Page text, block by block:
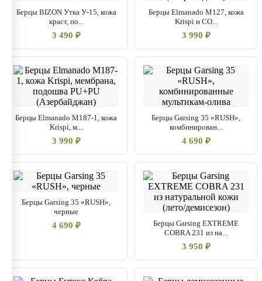
Берцы BIZON Утка У-15, кожа
краст, по...
3 490 ₽
Берцы Elmanado M127, кожа
Krispi и CO...
3 990 ₽
Берцы Elmanado M187-1, кожа
Krispi, м...
3 990 ₽
Берцы Garsing 35 «RUSH»,
комбинирован...
4 690 ₽
Берцы Garsing 35 «RUSH»,
черные
4 690 ₽
Берцы Garsing EXTREME
COBRA 231 из на...
3 950 ₽